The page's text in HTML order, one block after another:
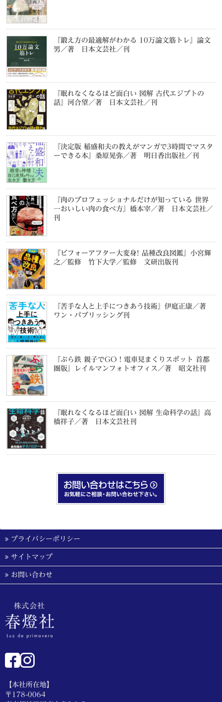
『鍛え方の最適解がわかる 10万論文筋トレ』論文
男／著 日本文芸社／刊
『眠れなくなるほど面白い 図解 古代エジプトの
話』河合望／著 日本文芸社／刊
『決定版 稲盛和夫の教えがマンガで3時間でマスタ
ーできる本』桑原晃弥／著 明日香出版社／刊
『肉のプロフェッショナルだけが知っている 世界
一おいしい肉の食べ方』橋本宰／著 日本文芸社／
刊
『ビフォーアフター大変身! 品種改良図鑑』小宮輝
之／監修 竹下大学／監修 文研出版刊
『苦手な人と上手につきあう技術』伊庭正康／著
ワン・パブリッシング刊
『ぶら鉄 親子でGO！電車見まくりスポット 首都
圏版』レイルマンフォトオフィス／著 昭文社刊
『眠れなくなるほど面白い 図解 生命科学の話』高
橋祥子／著 日本文芸社刊
プライバシーポリシー
サイトマップ
お問い合わせ
【本社所在地】
〒178-0064